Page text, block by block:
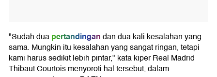
"Sudah duapertandingandan dua kali kesalahan yang
sama. Mungkin itu kesalahan yang sangat ringan, tetapi
kami harus sedikit lebih pintar," kata kiper Real Madrid
Thibaut Courtois menyoroti hal tersebut, dalam